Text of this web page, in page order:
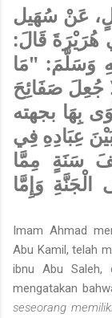
عَنْ سُهَيل
هُرَيْرَةَ قَالَ:
وَسَلَّمَ: "مَا
جُعِلَ صَفَائِحَ
بِهَا بجهته
عِبَادِهِ فِي
سَنَةٍ مِمَّا
وَإِمَّا
Imam Ahmad
Abu Kamil, telah
ibnu Abu Saleh,
mengatakan
seseorang